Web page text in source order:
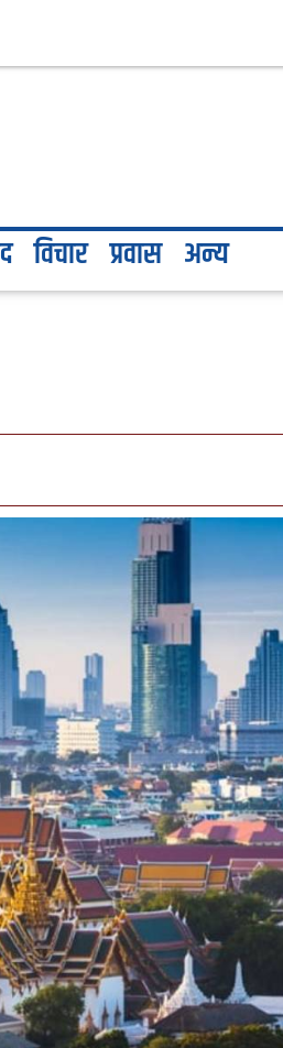
विचार प्रवास अन्य